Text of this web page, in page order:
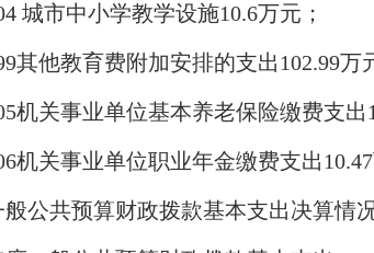
城市中小学教学设施10.6万元；
其他教育费附加安排的支出102.99万
机关事业单位基本养老保险缴费支出
机关事业单位职业年金缴费支出10.47
般公共预算财政拨款基本支出决算情